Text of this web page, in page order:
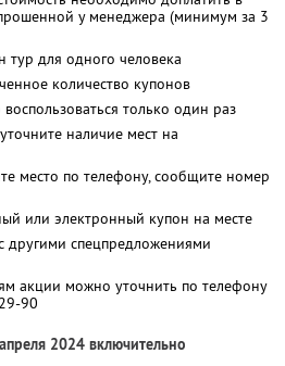
у менеджера (минимум за 3
тур для одного человека
количество купонов
только один раз
наличие мест на
место по телефону, сообщите номер
или электронный купон на месте
другими спецпредложениями
акции можно уточнить по телефону
90
2024 включительно